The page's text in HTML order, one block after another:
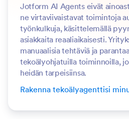
Jotform AI Agents eivät
ne virtaviivaistavat toimintoja
työnkulkuja, käsittelemällä
asiakkaita reaaliaikaisesti.
manuaalisia tehtäviä ja
tekoälyohjatuilla toiminnoilla,
heidän tarpeisiinsa.
Rakenna tekoälyagenttisi